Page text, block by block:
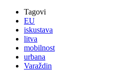
Tagovi
EU
iskustava
litva
mobilnost
urbana
Varaždin